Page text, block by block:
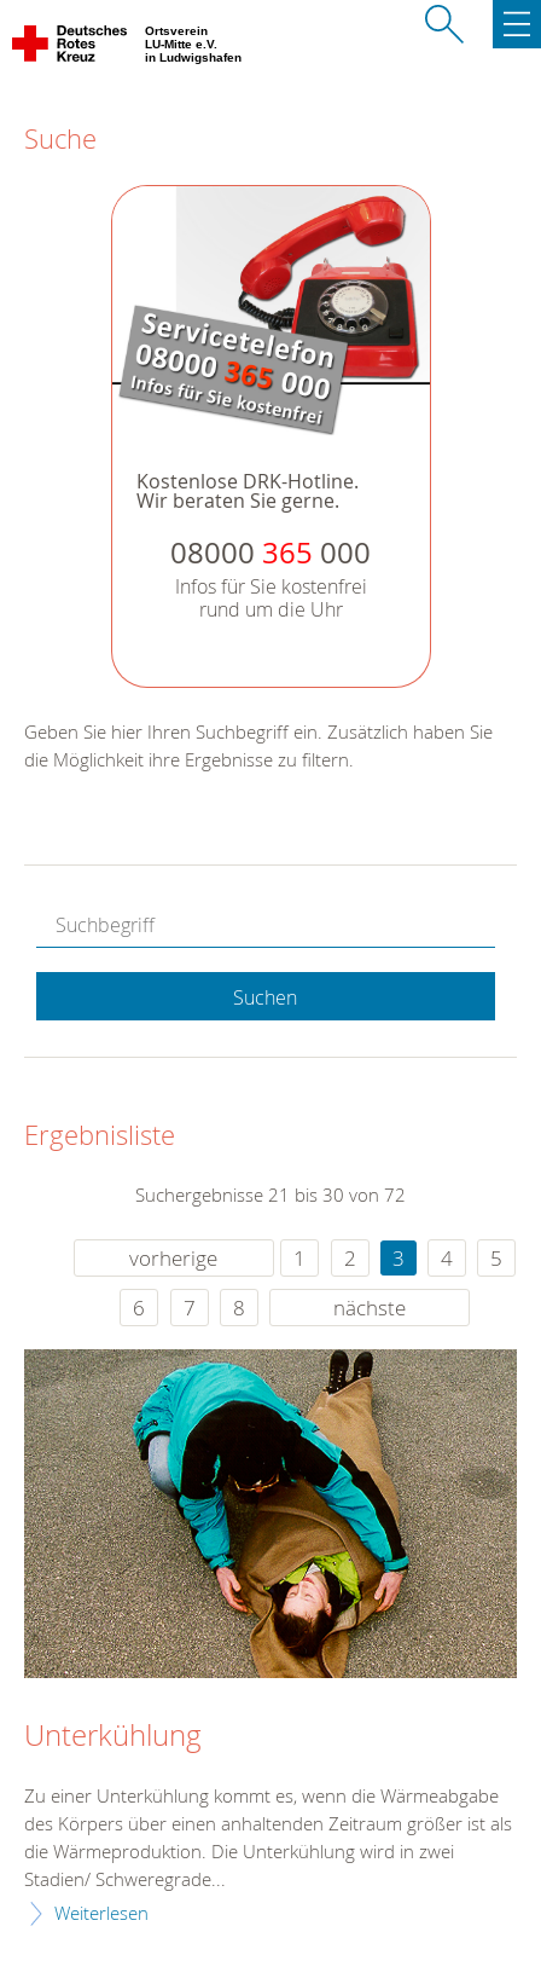
Ortsverein
LU-Mitte e.V.
in Ludwigshafen
Suche
Kostenlose DRK-Hotline.
Wir beraten Sie gerne.
08000 365 000
Infos für Sie kostenfrei
rund um die Uhr
Geben Sie hier Ihren Suchbegriff ein. Zusätzlich haben Sie
die Möglichkeit ihre Ergebnisse zu filtern.
Suchen
Ergebnisliste
Suchergebnisse 21 bis 30 von 72
vorherige 1 2 3 4
5
6
7 8 nächste
Unterkühlung
Zu einer Unterkühlung kommt es, wenn die Wärmeabgabe
des Körpers über einen anhaltenden Zeitraum größer ist als
die Wärmeproduktion. Die Unterkühlung wird in zwei
Stadien/ Schweregrade...
Weiterlesen